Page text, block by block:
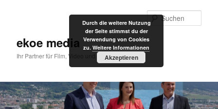
ekoe media
Ihr Partner für Film, Video und Internet
Durch die weitere Nutzung
der Seite stimmst du der
Verwendung von Cookies
zu. Weitere Informationen
Akzeptieren